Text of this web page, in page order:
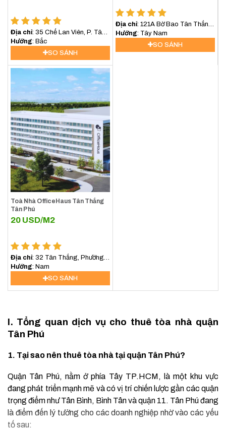
Địa chỉ: 35 Chế Lan Viên, P. Tây
Thạnh, Quận Tân Phú
Hướng : Bắc
SO SÁNH
Địa chỉ: 121A Bờ Bao Tân Thắng,
P.Sơn Kỳ, Quận Tân Phú
Hướng : Tây Nam
SO SÁNH
Toà Nhà OfficeHaus Tân Thắng
Tân Phú
20 USD/M2
Địa chỉ: 32 Tân Thắng, Phường
Sơn Kỳ, Quận Tân Phú
Hướng
: Nam
SO SÁNH
I. Tổng quan dịch vụ cho thuê tòa nhà quận
Tân Phú
1. Tại sao nên thuê tòa nhà tại quận Tân Phú?
Quận Tân Phú, nằm ở phía Tây TP.HCM, là một khu vực
đang phát triển mạnh mẽ và có vị trí chiến lược gần các quận
trọng điểm như Tân Bình, Bình Tân và quận 11. Tân Phú đang
là điểm đến lý tưởng cho các doanh nghiệp nhờ vào các yếu
tố sau: